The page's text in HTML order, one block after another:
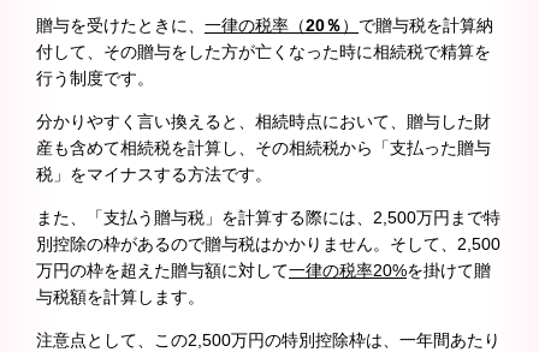
贈与を受けたときに、 一律の税率（20％） で贈与税を計算納
付して、その贈与をした方が亡くなった時に相続税で精算を
行う制度です。
分かりやすく言い換えると、相続時点において、贈与した財
産も含めて相続税を計算し、その相続税から「支払った贈与
税」をマイナスする方法です。
また、「支払う贈与税」を計算する際には、2,500万円まで特
別控除の枠があるので贈与税はかかりません。そして、2,500
万円の枠を超えた贈与額に対して一律の税率20%を掛けて贈
与税額を計算します。
注意点として、この2,500万円の特別控除枠は、一年間あたり